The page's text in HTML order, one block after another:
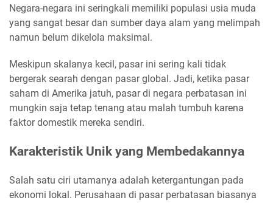
Negara-negara ini seringkali memiliki populasi usia muda
yang sangat besar dan sumber daya alam yang melimpah
namun belum dikelola maksimal.
Meskipun skalanya kecil, pasar ini sering kali tidak
bergerak searah dengan pasar global. Jadi, ketika pasar
saham di Amerika jatuh, pasar di negara perbatasan ini
mungkin saja tetap tenang atau malah tumbuh karena
faktor domestik mereka sendiri.
Karakteristik Unik yang Membedakannya
Salah satu ciri utamanya adalah ketergantungan pada
ekonomi lokal. Perusahaan di pasar perbatasan biasanya